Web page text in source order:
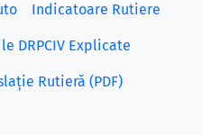
Indicatoare Rutiere
DRPCIV Explicate
Rutieră (PDF)